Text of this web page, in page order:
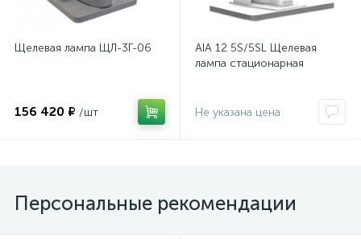
Щелевая лампа ЩЛ-3Г-06
156 420 ₽ /шт
AIA 12 5S/5SL Щелевая
лампа стационарная
Не указана цена
Персональные рекомендации